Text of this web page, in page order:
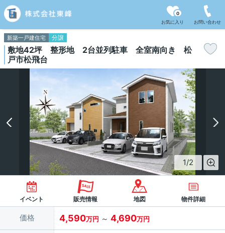
お気に入り
0
お問い合わせ
新築一戸建住宅 分譲
敷地42坪 整形地 2台並列駐車 全室南向き 松
戸市松飛台
1/2
イベント 販売情報 地図 物件詳細
価格 4,590万円 ～ 4,690万円